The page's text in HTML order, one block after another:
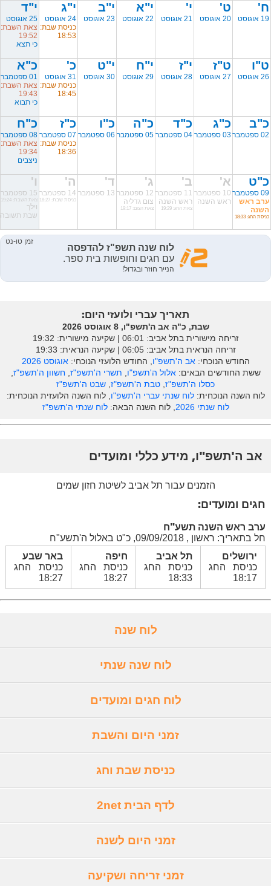
ח'
19 אוגוסט
ט'
20 אוגוסט
י'
21 אוגוסט
י"א
22 אוגוסט
י"ב
23 אוגוסט
י"ג
24 אוגוסט
כניסת שבת:
18:53
י"ד
25 אוגוסט
צאת השבת:
19:52
כי תצא
ט"ו
26 אוגוסט
ט"ז
27 אוגוסט
י"ז
28 אוגוסט
י"ח
29 אוגוסט
י"ט
30 אוגוסט
כ'
31 אוגוסט
כניסת שבת:
18:45
כ"א
01 ספטמבר
צאת השבת:
19:43
כי תבוא
כ"ב
02 ספטמבר
כ"ג
03 ספטמבר
כ"ד
04 ספטמבר
כ"ה
05 ספטמבר
כ"ו
06 ספטמבר
כ"ז
07 ספטמבר
כניסת שבת:
18:36
כ"ח
08 ספטמבר
צאת השבת:
19:34
ניצבים
כ"ט
09 ספטמבר
ערב ראש
השנה
כניסת החג: 18:33
א'
10 ספטמבר
ראש השנה
ב'
11 ספטמבר
ראש השנה
צאת החג: 19:29
ג'
12 ספטמבר
צום גדליה
צאת הצום: 19:17
ד'
13 ספטמבר
ה'
14 ספטמבר
כניסת שבת: 18:27
ו'
15 ספטמבר
צאת השבת: 19:24
וילך
שבת תשובה
תאריך עברי ולועזי היום:
שבת, כ"ה אב ה'תשפ"ו, 8 אוגוסט 2026
זריחה מישורית בתל אביב: ‎06:01 | שקיעה מישורית: 19:32
זריחה הנראית בתל אביב: ‎06:05 | שקיעה הנראית: 19:33
החודש הנוכחי:אב ה'תשפ"ו, החודש הלועזי הנוכחי:אוגוסט 2026
ששת החודשים הבאים:אלול ה'תשפ"ו, תשרי ה'תשפ"ז, חשוון ה'תשפ"ז,
כסלו ה'תשפ"ז, טבת ה'תשפ"ז, שבט ה'תשפ"ז
לוח השנה הנוכחית:לוח שנתי עברי ה'תשפ"ו, לוח השנה הלועזית הנוכחית:
לוח שנתי 2026
, לוח השנה הבאה:לוח שנתי ה'תשפ"ז
אב ה'תשפ"ו, מידע כללי ומועדים
הזמנים עבור תל אביב לשיטת חזון שמים
חגים ומועדים:
ערב ראש השנה תשע"ח
חל בתאריך: ראשון , 09/09/2018, כ"ט באלול ה'תשע"ח
ירושלים
כניסת החג
18:17
תל אביב
כניסת החג
18:33
חיפה
כניסת החג
18:27
באר שבע
כניסת החג
18:27
לוח שנה
לוח שנה שנתי
לוח חגים ומועדים
זמני היום והשבת
כניסת שבת וחג
לדף הבית 2net
זמני היום לשנה
זמני זריחה ושקיעה